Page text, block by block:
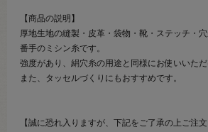
【商品の説明】
厚地生地の縫製・皮革・袋物・靴・ステッチ・
番手のミシン糸です。
強度があり、絹穴糸の用途と同様にお使いいただ
また、タッセルづくりにもおすすめです。
【誠に恐れ入りますが、下記をご了承の上ご注文